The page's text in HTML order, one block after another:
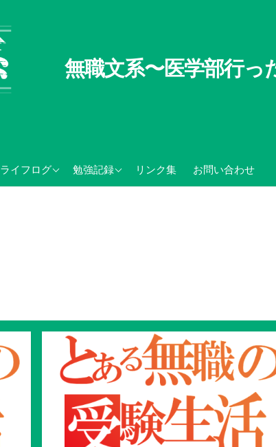
無職文系〜医学部行っ
ライフログ
無職文系100の懸念勉強記録
TOEIC関連記録リンク集 お問い合わせ